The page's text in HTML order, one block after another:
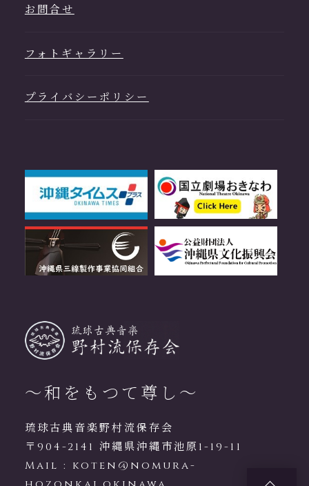
～和をもつて尊し～
琉球古典音楽野村流保存会
〒904-2141 沖縄県沖縄市池原1-19-11
Mail : koten@nomura-
お問合せ
フォトギャラリー
プライバシーポリシー